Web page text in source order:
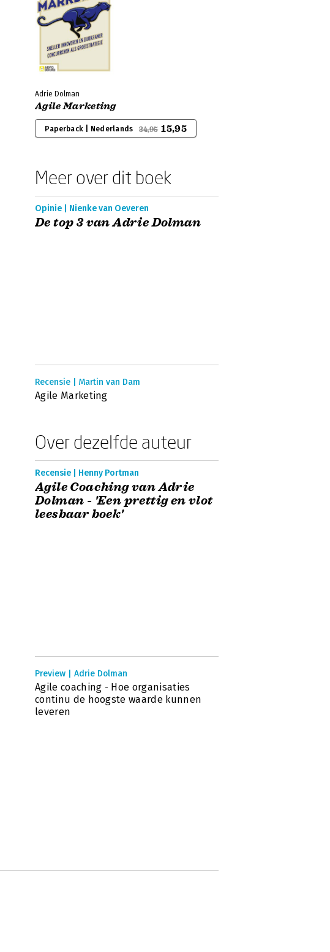
Adrie Dolman
Agile Marketing
Paperback | Nederlands 34,95 15,95
Meer over dit boek
Opinie | Nienke van Oeveren
De top 3 van Adrie Dolman
Recensie | Martin van Dam
Agile Marketing
Over dezelfde auteur
Recensie | Henny Portman
Agile Coaching van Adrie
Dolman - 'Een prettig en vlot
leesbaar boek'
Preview | Adrie Dolman
Agile coaching - Hoe organisaties
continu de hoogste waarde kunnen
leveren